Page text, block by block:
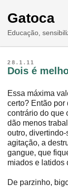
Gatoca
Educação,
28.1.11
Dois é
Essa máxima
certo? Então por
contrário do que
dão menos
outro,
agitação, a
gangue, que
miados e latidos
De parzinho,